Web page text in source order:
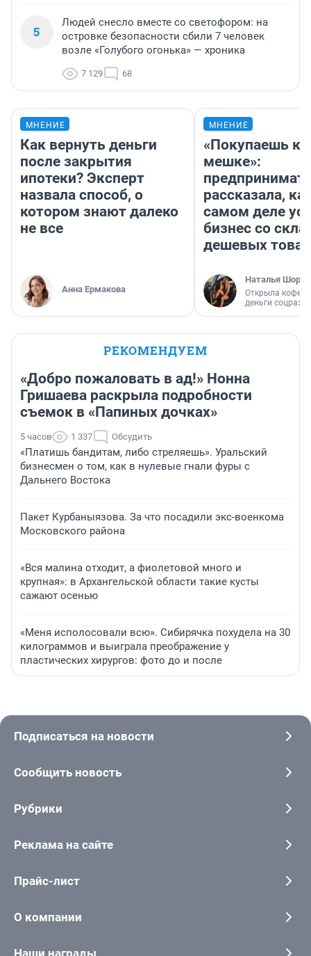
5
Людей снесло вместе со светофором: на
островке безопасности сбили 7 человек
возле «Голубого огонька» — хроника
7 129 68
МНЕНИЕ
Как вернуть деньги
после закрытия
ипотеки? Эксперт
назвала способ, о
котором знают далеко
не все
Анна Ермакова
МНЕНИЕ
«Покупаешь
мешке»:
рассказала,
самом деле
бизнес со
дешевых
Наталья
Открыла
деньги
РЕКОМЕНДУЕМ
«Добро пожаловать в ад!» Нонна
Гришаева раскрыла подробности
съемок в «Папиных дочках»
5 часов 1 337 Обсудить
«Платишь бандитам, либо стреляешь». Уральский
бизнесмен о том, как в нулевые гнали фуры с
Дальнего Востока
Пакет Курбаныязова. За что посадили экс-военкома
Московского района
«Вся малина отходит, а фиолетовой много и
крупная»: в Архангельской области такие кусты
сажают осенью
«Меня исполосовали всю». Сибирячка похудела на 30
килограммов и выиграла преображение у
пластических хирургов: фото до и после
Подписаться на новости
Сообщить новость
Рубрики
Реклама на сайте
Прайс-лист
О компании
Наши награды